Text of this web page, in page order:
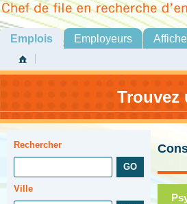
Emplois Employeurs
Trouvez
Rechercher
Ville